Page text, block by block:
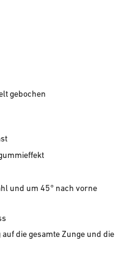
gebochen
und um 45° nach vorne
die gesamte Zunge und die